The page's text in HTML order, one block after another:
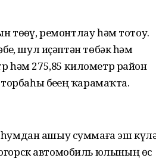
төҙөү, ремонтлау һәм тотоу.
шул иҫәптән төбәк һәм
һәм 275,85 километр район
беҙҙең ҡарамаҡта.
ашыу суммаға эш
автомобиль юлының өс